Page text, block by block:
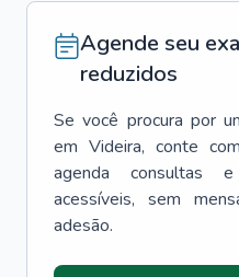
Agende seu
reduzidos
Se você procura por
em Videira, conte
agenda consultas
acessíveis, sem
adesão.